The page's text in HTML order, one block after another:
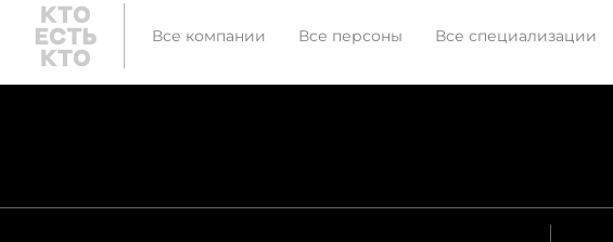
Все компании Все персоны Все специализации